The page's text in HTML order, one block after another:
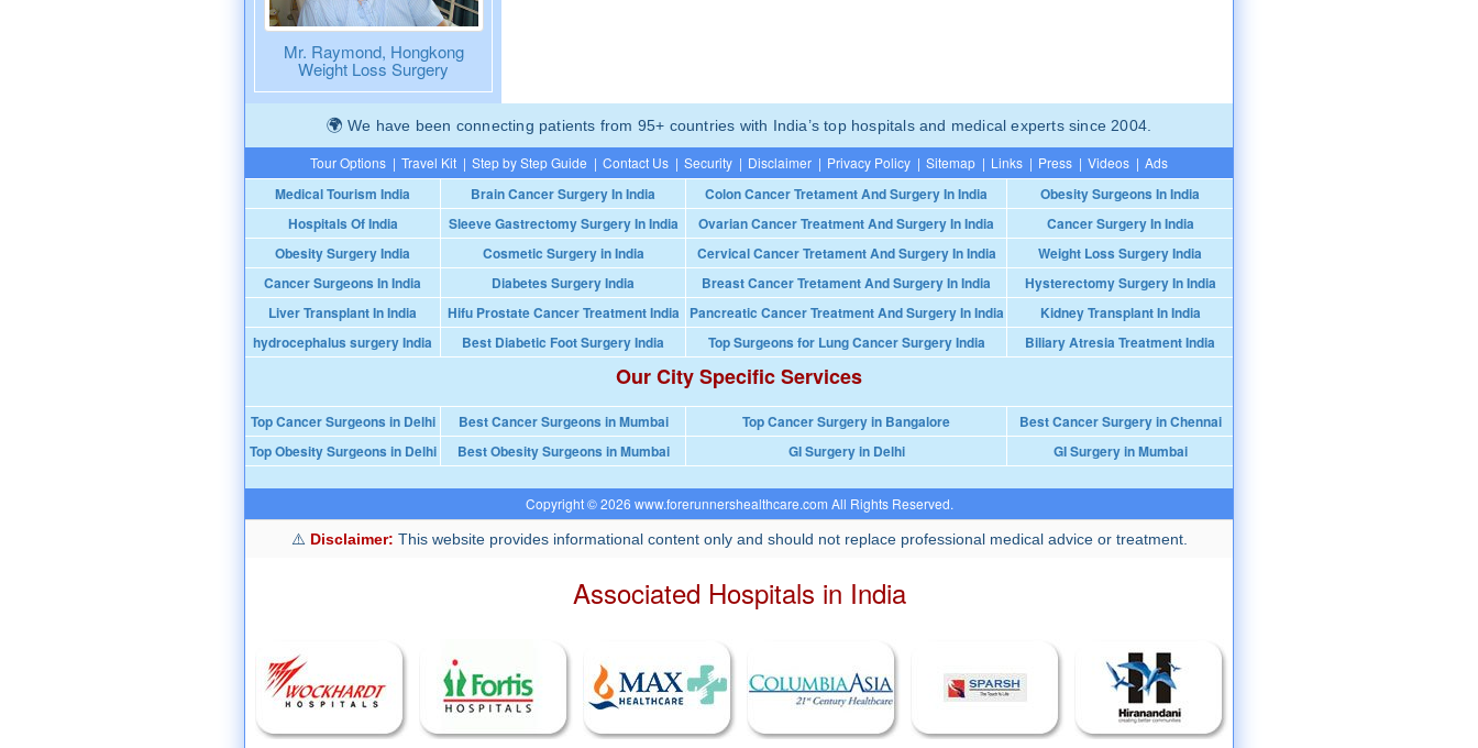
Mr. Raymond, Hongkong
Weight Loss Surgery
We have been connecting patients from 95+ countries with India’s top hospitals and medical experts since 2004.
Tour Options | Travel Kit | Step by Step Guide | Contact Us | Security | Disclaimer | Privacy Policy | Sitemap | Links | Press | Videos | Ads
Medical Tourism India Brain Cancer Surgery In India Colon Cancer Tretament And Surgery In India
Obesity Surgeons In India
Hospitals Of India
Sleeve Gastrectomy Surgery In India Ovarian Cancer Treatment And Surgery In India
Cancer Surgery In India
Obesity Surgery India
Cosmetic Surgery in India Cervical Cancer Tretament And Surgery In India
Weight Loss Surgery India
Cancer Surgeons In India
Diabetes Surgery India Breast Cancer Tretament And Surgery In India
Hysterectomy Surgery In India
Liver Transplant In India
Hifu Prostate Cancer Treatment India Pancreatic Cancer Treatment And Surgery In India
Kidney Transplant In India
hydrocephalus surgery India
Best Diabetic Foot Surgery India Top Surgeons for Lung Cancer Surgery India Biliary Atresia Treatment India
Our City Specific Services
Top Cancer Surgeons in Delhi Best Cancer Surgeons in Mumbai Top Cancer Surgery in Bangalore
Best Cancer Surgery in Chennai
Top Obesity Surgeons in Delhi
Best Obesity Surgeons in Mumbai GI Surgery in Delhi GI Surgery in Mumbai
Copyright © 2026 www.forerunnershealthcare.com All Rights Reserved.
Disclaimer: This website provides informational content only and should not replace professional medical advice or treatment.
Associated Hospitals in India